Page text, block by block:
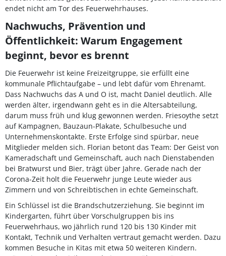
endet nicht am Tor des Feuerwehrhauses.
Nachwuchs, Prävention und
Öffentlichkeit: Warum Engagement
beginnt, bevor es brennt
Die Feuerwehr ist keine Freizeitgruppe, sie erfüllt eine
kommunale Pflichtaufgabe – und lebt dafür vom Ehrenamt.
Dass Nachwuchs das A und O ist, macht Daniel deutlich. Alle
werden älter, irgendwann geht es in die Altersabteilung,
darum muss früh und klug gewonnen werden. Friesoythe setzt
auf Kampagnen, Bauzaun-Plakate, Schulbesuche und
Unternehmenskontakte. Erste Erfolge sind spürbar, neue
Mitglieder melden sich. Florian betont das Team: Der Geist von
Kameradschaft und Gemeinschaft, auch nach Dienstabenden
bei Bratwurst und Bier, trägt über Jahre. Gerade nach der
Corona-Zeit holt die Feuerwehr junge Leute wieder aus
Zimmern und von Schreibtischen in echte Gemeinschaft.
Ein Schlüssel ist die Brandschutzerziehung. Sie beginnt im
Kindergarten, führt über Vorschulgruppen bis ins
Feuerwehrhaus, wo jährlich rund 120 bis 130 Kinder mit
Kontakt, Technik und Verhalten vertraut gemacht werden. Dazu
kommen Besuche in Kitas mit etwa 50 weiteren Kindern.